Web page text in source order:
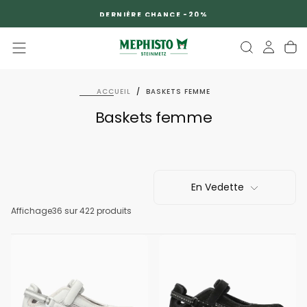
DERNIÈRE CHANCE -20%
ACCUEIL / BASKETS FEMME
Baskets femme
En Vedette
Affichage36 sur 422 produits